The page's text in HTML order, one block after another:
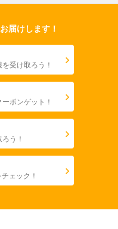
届けします！
受け取ろう！
ポンゲット！
う！
ェック！